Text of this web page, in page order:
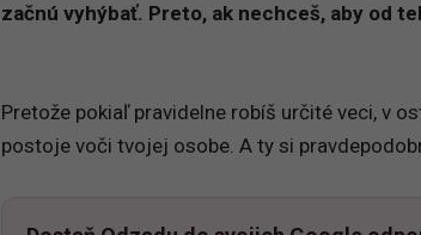
začnú vyhýbať. Preto, ak nechceš, aby od
Pretože pokiaľ pravidelne robíš určité veci, v
postoje voči tvojej osobe. A ty si